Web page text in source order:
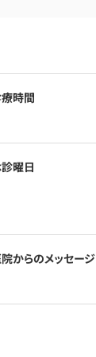
時間
曜日
からのメッセージ